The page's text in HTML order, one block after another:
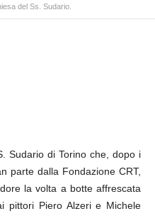
del Ss. Sudario.
Sudario di Torino che, dopo i
parte dalla Fondazione CRT,
la volta a botte affrescata
pittori Piero Alzeri e Michele